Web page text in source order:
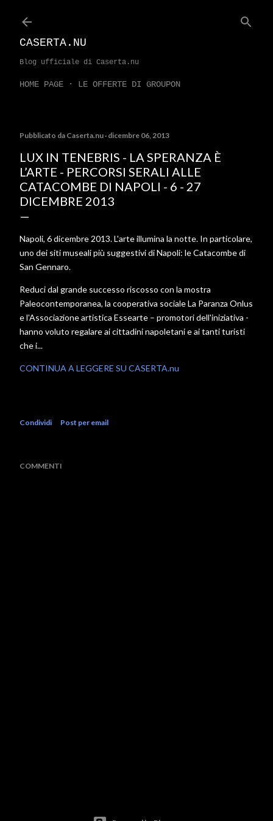
CASERTA.NU
Blog ufficiale di Caserta.nu
HOME PAGE LE OFFERTE DI GROUPON
Pubblicato da Caserta.nu dicembre 06, 2013
LUX IN TENEBRIS - LA SPERANZA È
L’ARTE - PERCORSI SERALI ALLE
CATACOMBE DI NAPOLI - 6 - 27
DICEMBRE 2013
Napoli, 6 dicembre 2013. L'arte illumina la notte. In particolare,
uno dei siti museali più suggestivi di Napoli: le Catacombe di
San Gennaro.
Reduci dal grande successo riscosso con la mostra
Paleocontemporanea, la cooperativa sociale La Paranza Onlus
e l'Associazione artistica Essearte – promotori dell'iniziativa -
hanno voluto regalare ai cittadini napoletani e ai tanti turisti
che i...
CONTINUA A LEGGERE SU CASERTA.nu
Condividi Post per email
COMMENTI